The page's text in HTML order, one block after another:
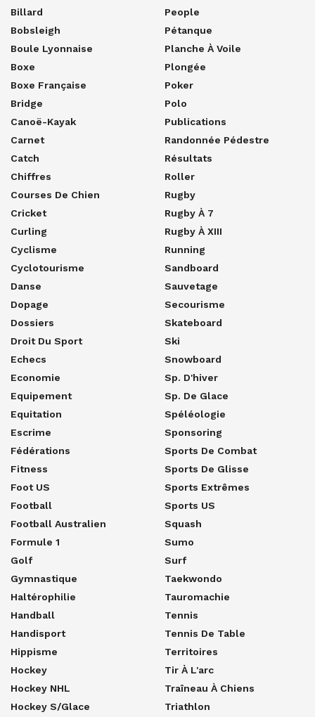
Billard
Bobsleigh
Boule Lyonnaise
Boxe
Boxe Française
Bridge
Canoë-Kayak
Carnet
Catch
Chiffres
Courses De Chien
Cricket
Curling
Cyclisme
Cyclotourisme
Danse
Dopage
Dossiers
Droit Du Sport
Echecs
Economie
Equipement
Equitation
Escrime
Fédérations
Fitness
Foot US
Football
Football Australien
Formule 1
Golf
Gymnastique
Haltérophilie
Handball
Handisport
Hippisme
Hockey
Hockey NHL
Hockey S/glace
People
Pétanque
Planche À Voile
Plongée
Poker
Polo
Publications
Randonnée Pédestre
Résultats
Roller
Rugby
Rugby À 7
Rugby À XIII
Running
Sandboard
Sauvetage
Secourisme
Skateboard
Ski
Snowboard
Sp. D'hiver
Sp. De Glace
Spéléologie
Sponsoring
Sports De Combat
Sports De Glisse
Sports Extrêmes
Sports US
Squash
Sumo
Surf
Taekwondo
Tauromachie
Tennis
Tennis De Table
Territoires
Tir À L'arc
Traîneau À Chiens
Triathlon